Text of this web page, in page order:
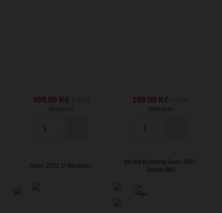
469.00 Kč
Skladem
189.00 Kč
Skladem
Nach 2023 1l Nestarec
Merlot Running Duck 2021
Stellar BIO